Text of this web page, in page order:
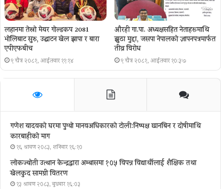
लहानमा तेस्रो मेयर गोल्डकप 2081
भोलिबाट सुरु, उद्घाटन खेल झापा र बारा
एपीएफबीच
९ चैत्र २०८१, आईतवार ११:१४
औरही गा.पा. अध्यक्षसहित नेताहरूमाथि
झुठा मुद्दा, जसपा नेपालको ज्ञापनपत्रमार्फत
तीव्र विरोध
९ चैत्र २०८१, आईतवार १०:३७
गणेश यादवको घरमा पुग्याे मानवअधिकारकाे टोली:निष्पक्ष छानबिन र दोषीमाथि
कारबाहीको माग
१६ श्रावण २०८३, शनिबार १६:१०
लोकज्योती उत्थान केन्द्रद्वारा अम्बासमा १०५ विपन्न विद्यार्थीलाई शैक्षिक तथा
खेलकुद सामग्री वितरण
१३ श्रावण २०८३, बुधबार १६:०३